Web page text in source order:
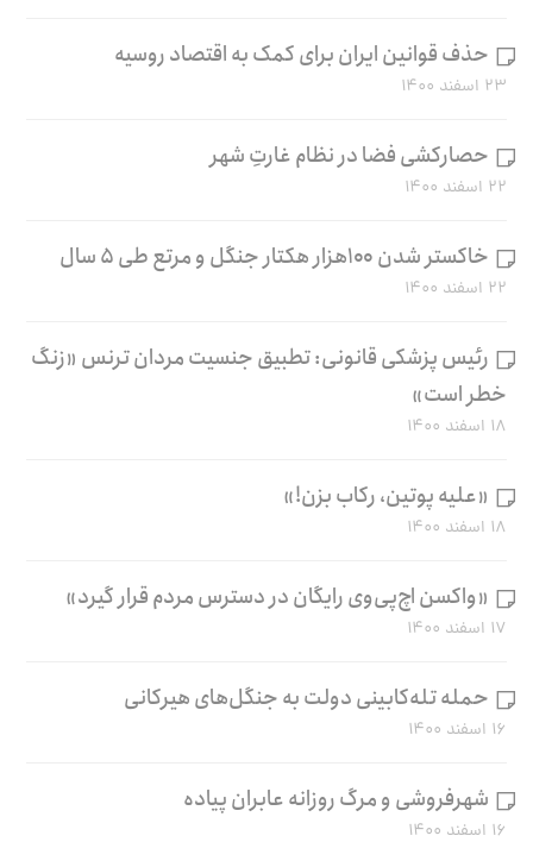
حذف قوانین ایران برای کمک به اقتصاد روسیه
۲۳ اسفند ۱۴۰۰
حصارکشی فضا در نظام غارتِ شهر
۲۲ اسفند ۱۴۰۰
خاکستر شدن ۱۰۰هزار هکتار جنگل و مرتع طی ۵ سال
۲۲ اسفند ۱۴۰۰
رئیس پزشکی قانونی: تطبیق جنسیت مردان ترنس «زنگ
خطر است»
۱۸ اسفند ۱۴۰۰
«علیه پوتین، رکاب بزن!»
۱۸ اسفند ۱۴۰۰
«واکسن اچ‌پی‌وی رایگان در دسترس مردم قرار گیرد»
۱۷ اسفند ۱۴۰۰
حمله تله‌کابینی دولت به جنگل‌های هیرکانی
۱۶ اسفند ۱۴۰۰
شهرفروشی و مرگ روزانه عابران پیاده
۱۶ اسفند ۱۴۰۰